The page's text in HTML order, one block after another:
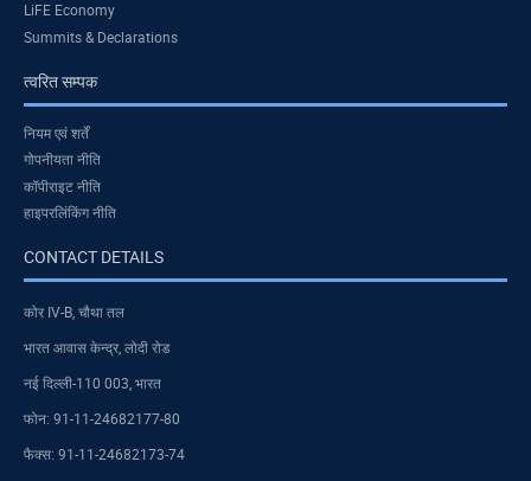
LiFE Economy
Summits & Declarations
त्वरित सम्पक
नियम एवं शर्तें
गोपनीयता नीति
कॉपीराइट नीति
हाइपरलिंकिंग नीति
CONTACT DETAILS
कोर IV-B, चौथा तल
भारत आवास केन्द्र, लोदी रोड
नई दिल्ली-110 003, भारत
फोन: 91-11-24682177-80
फैक्स: 91-11-24682173-74